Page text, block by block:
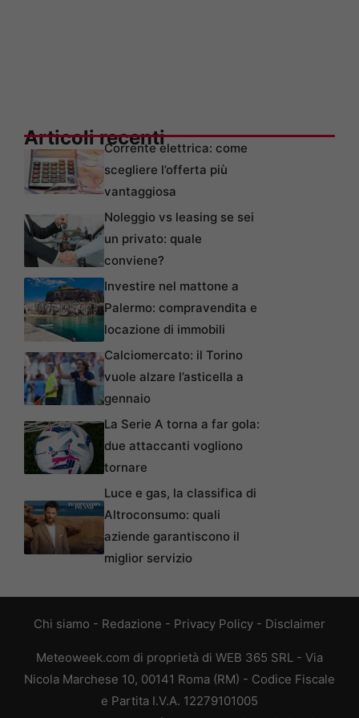
Articoli recentiCorrente elettrica: come
scegliere l’offerta più
vantaggiosa
Noleggio vs leasing se sei
un privato: quale
conviene?
Investire nel mattone a
Palermo: compravendita e
locazione di immobili
Calciomercato: il Torino
vuole alzare l’asticella a
gennaio
La Serie A torna a far gola:
due attaccanti vogliono
tornare
Luce e gas, la classifica di
Altroconsumo: quali
aziende garantiscono il
miglior servizio
Chi siamo - Redazione - Privacy Policy - Disclaimer
Meteoweek.com di proprietà di WEB 365 SRL - Via
Nicola Marchese 10, 00141 Roma (RM) - Codice Fiscale
e Partita I.V.A. 12279101005